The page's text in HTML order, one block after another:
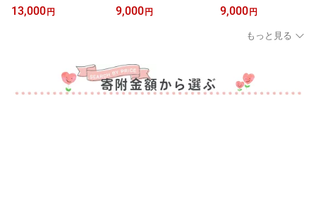
ミアム 約2kg＞ 国産 ぶ
たにく お肉 ブタ 精肉 切
ス おかず お弁当 惣菜 ポ
ークカレー 肉じゃが 料
理 アレンジ 和豚味彩【M
13,000 円
リーズ 乾燥 お茶 飲み物
野草酒 料理 ポプリ 化粧
プレゼント 宮崎県 三股
町【MI777-bi】【美香
園】
9,000 円
草シリーズ 乾燥 お茶 飲
み物 野草酒 料理 ポプリ
肥料 アレンジ ハーブテ
ィー 持ち運びに便利 プ
【美香園】
9,000 円
もっと見る